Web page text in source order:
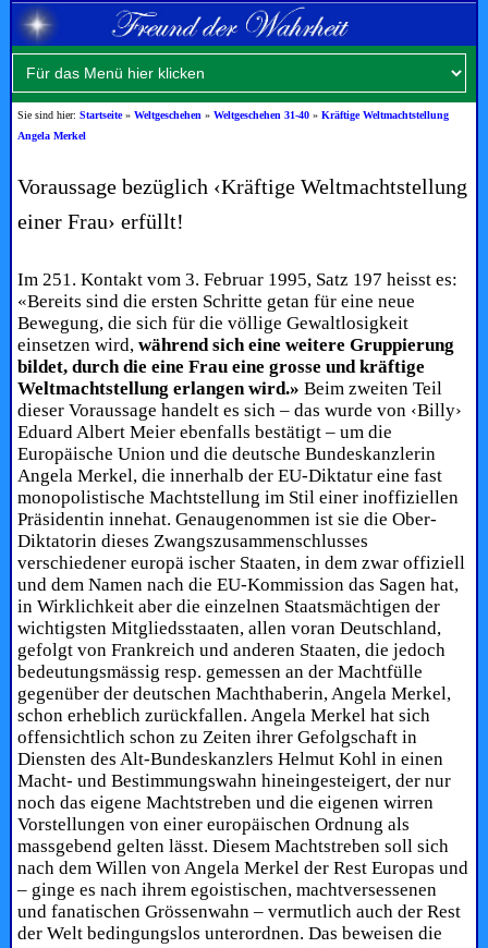
Sie sind hier:Startseite»Weltgeschehen »Weltgeschehen 31-40 »Kräftige Weltmachtstellung
Angela Merkel
Voraussage bezüglich ‹Kräftige Weltmachtstellung
einer Frau› erfüllt!
Im 251. Kontakt vom 3. Februar 1995, Satz 197 heisst es:
«Bereits sind die ersten Schritte getan für eine neue
Bewegung, die sich für die völlige Gewaltlosigkeit
einsetzen wird,während sich eine weitere Gruppierung
bildet, durch die eine Frau eine grosse und kräftige
Weltmachtstellung erlangen wird.» Beim zweiten Teil
dieser Voraussage handelt es sich – das wurde von ‹Billy›
Eduard Albert Meier ebenfalls bestätigt – um die
Europäische Union und die deutsche Bundeskanzlerin
Angela Merkel, die innerhalb der EU-Diktatur eine fast
monopolistische Machtstellung im Stil einer inoffiziellen
Präsidentin innehat. Genaugenommen ist sie die Ober-
Diktatorin dieses Zwangszusammenschlusses
verschiedener europä ischer Staaten, in dem zwar offiziell
und dem Namen nach die EU-Kommission das Sagen hat,
in Wirklichkeit aber die einzelnen Staatsmächtigen der
wichtigsten Mitgliedsstaaten, allen voran Deutschland,
gefolgt von Frankreich und anderen Staaten, die jedoch
bedeutungsmässig resp. gemessen an der Machtfülle
gegenüber der deutschen Machthaberin, Angela Merkel,
schon erheblich zurückfallen. Angela Merkel hat sich
offensichtlich schon zu Zeiten ihrer Gefolgschaft in
Diensten des Alt-Bundeskanzlers Helmut Kohl in einen
Macht- und Bestimmungswahn hineingesteigert, der nur
noch das eigene Machtstreben und die eigenen wirren
Vorstellungen von einer europäischen Ordnung als
massgebend gelten lässt. Diesem Machtstreben soll sich
nach dem Willen von Angela Merkel der Rest Europas und
– ginge es nach ihrem egoistischen, machtversessenen
und fanatischen Grössenwahn – vermutlich auch der Rest
der Welt bedingungslos unterordnen. Das beweisen die